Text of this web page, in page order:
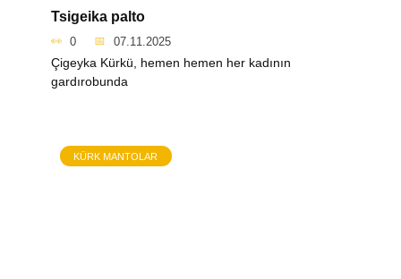
Tsigeika palto
0 07.11.2025
Çigeyka Kürkü, hemen hemen her kadının
gardırobunda
KÜRK MANTOLAR